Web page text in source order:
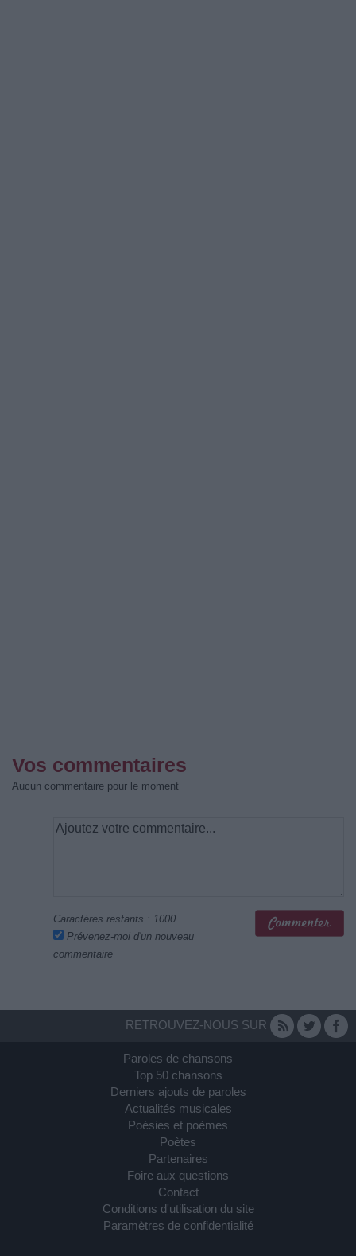
Vos commentaires
Aucun commentaire pour le moment
Caractères restants : 1000
Prévenez-moi d'un nouveau
commentaire
RETROUVEZ-NOUS SUR
Paroles de chansons
Top 50 chansons
Derniers ajouts de paroles
Actualités musicales
Poésies et poèmes
Poètes
Partenaires
Foire aux questions
Contact
Conditions d'utilisation du site
Paramètres de confidentialité